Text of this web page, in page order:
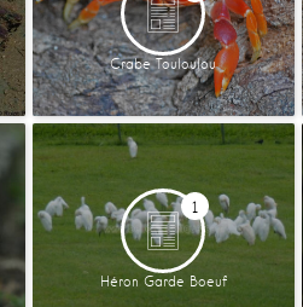
Crabe Touloulou
1
Héron Garde Boeuf